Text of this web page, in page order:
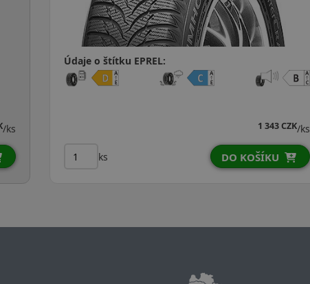
/ks
Údaje o štítku EPREL:
1 343 CZK/ks
ks DO KOŠÍKU